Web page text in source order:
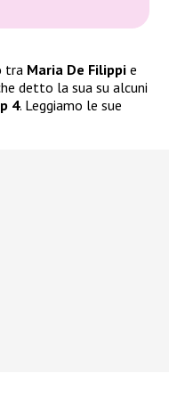
tra Maria De Filippi e
detto la sua su alcuni
4. Leggiamo le sue